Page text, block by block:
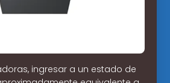
ingresar a un estado de